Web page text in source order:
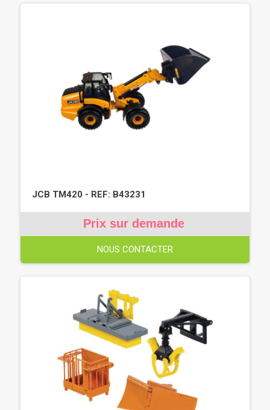
JCB TM420 - REF: B43231
Prix sur demande
NOUS CONTACTER